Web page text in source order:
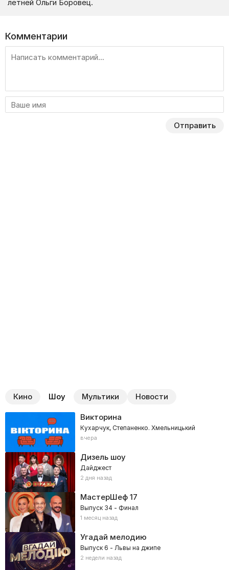
летней Ольги Боровец.
Комментарии
Отправить
Кино Шоу Мультики Новости
Викторина
Кухарчук, Степаненко. Хмельницький
вчера
Дизель шоу
Дайджест
2 дня назад
МастерШеф17
Выпуск 34 - Финал
1 месяц назад
Угадай мелодию
Выпуск 6 - Львы на джипе
2 недели назад